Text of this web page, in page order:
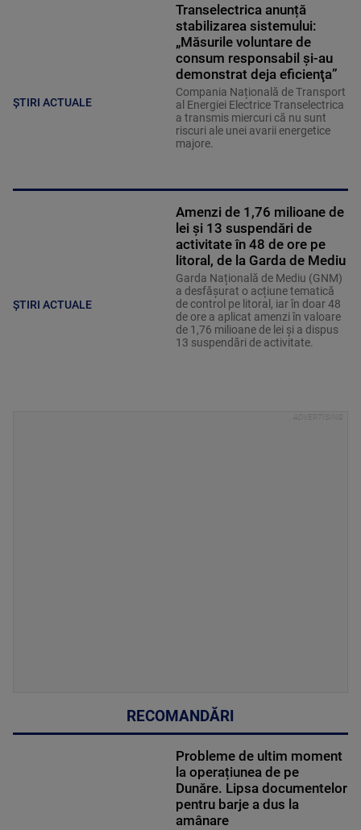
ȘTIRI ACTUALE
Transelectrica anunță
stabilizarea sistemului:
„Măsurile voluntare de
consum responsabil şi-au
demonstrat deja eficienţa”
Compania Națională de Transport
al Energiei Electrice Transelectrica
a transmis miercuri că nu sunt
riscuri ale unei avarii energetice
majore.
ȘTIRI ACTUALE
Amenzi de 1,76 milioane de
lei și 13 suspendări de
activitate în 48 de ore pe
litoral, de la Garda de Mediu
Garda Națională de Mediu (GNM)
a desfășurat o acțiune tematică
de control pe litoral, iar în doar 48
de ore a aplicat amenzi în valoare
de 1,76 milioane de lei și a dispus
13 suspendări de activitate.
RECOMANDĂRI
Probleme de ultim moment
la operațiunea de pe
Dunăre. Lipsa documentelor
pentru barje a dus la
amânare